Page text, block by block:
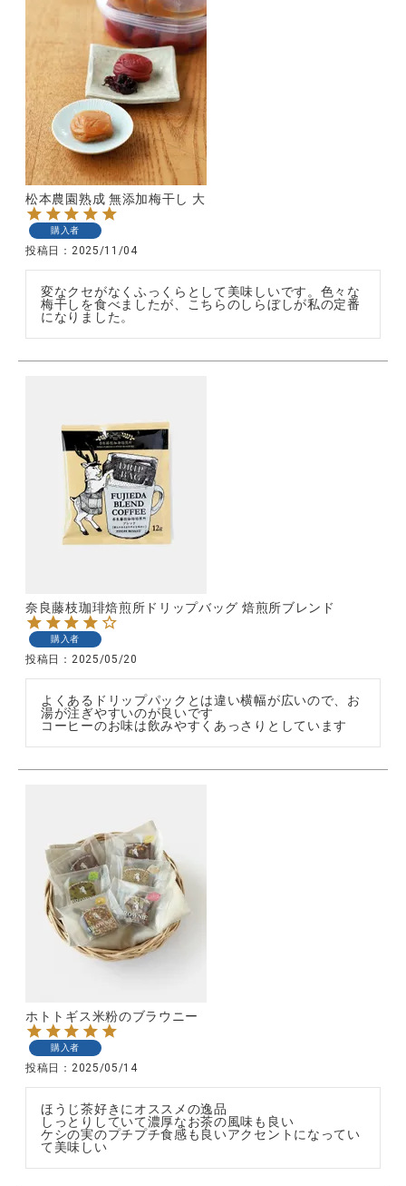
松本農園熟成 無添加梅干し 大
購入者
投稿日 2025/11/04
変なクセがなくふっくらとして美味しいです。色々な
梅干しを食べましたが、こちらのしらぼしが私の定番
になりました。
奈良藤枝珈琲焙煎所ドリップバッグ 焙煎所ブレンド
購入者
投稿日 2025/05/20
よくあるドリップパックとは違い横幅が広いので、お
湯が注ぎやすいのが良いです
ホトトギス米粉のブラウニー
購入者
投稿日 2025/05/14
ほうじ茶好きにオススメの逸品
しっとりしていて濃厚なお茶の風味も良い
ケシの実のプチプチ食感も良いアクセントになってい